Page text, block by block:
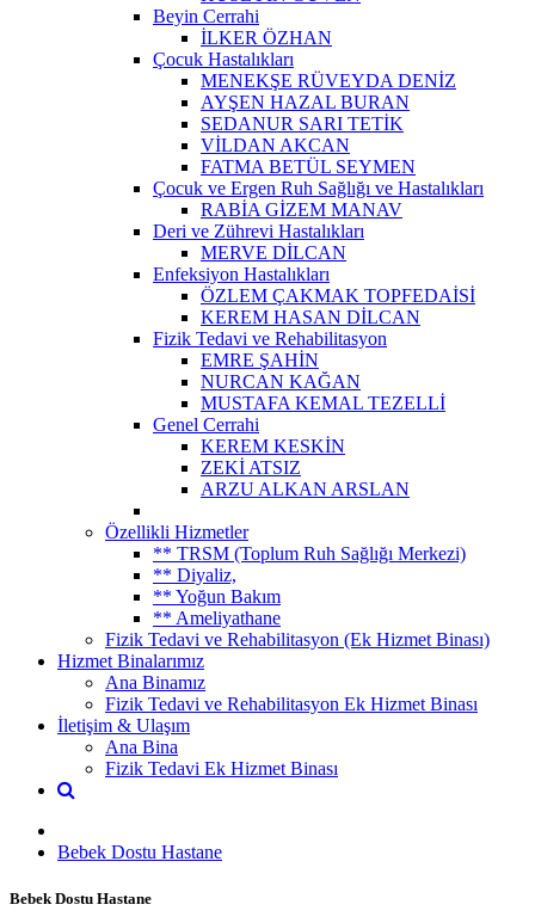
Beyin Cerrahi
İLKER ÖZHAN
Çocuk Hastalıkları
MENEKŞE RÜVEYDA DENİZ
AYŞEN HAZAL BURAN
SEDANUR SARI TETİK
VİLDAN AKCAN
FATMA BETÜL SEYMEN
Çocuk ve Ergen Ruh Sağlığı ve Hastalıkları
RABİA GİZEM MANAV
Deri ve Zührevi Hastalıkları
MERVE DİLCAN
Enfeksiyon Hastalıkları
ÖZLEM ÇAKMAK TOPFEDAİSİ
KEREM HASAN DİLCAN
Fizik Tedavi ve Rehabilitasyon
EMRE ŞAHİN
NURCAN KAĞAN
MUSTAFA KEMAL TEZELLİ
Genel Cerrahi
KEREM KESKİN
ZEKİ ATSIZ
ARZU ALKAN ARSLAN
Özellikli Hizmetler
** TRSM (Toplum Ruh Sağlığı Merkezi)
** Diyaliz,
** Yoğun Bakım
** Ameliyathane
Fizik Tedavi ve Rehabilitasyon (Ek Hizmet Binası)
Hizmet Binalarımız
Ana Binamız
Fizik Tedavi ve Rehabilitasyon Ek Hizmet Binası
İletişim & Ulaşım
Ana Bina
Fizik Tedavi Ek Hizmet Binası
Bebek Dostu Hastane
Bebek Dostu Hastane